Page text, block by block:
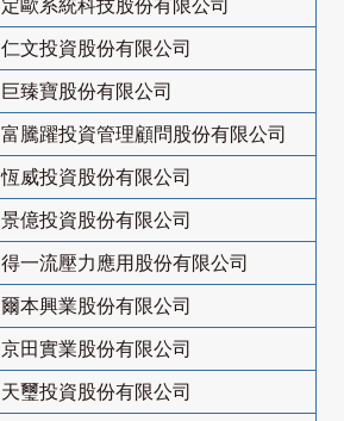
定歐系統科技股份有限公司
仁文投資股份有限公司
巨臻寶股份有限公司
富騰躍投資管理顧問股份有限公司
恆威投資股份有限公司
景億投資股份有限公司
得一流壓力應用股份有限公司
爾本興業股份有限公司
京田實業股份有限公司
天璽投資股份有限公司